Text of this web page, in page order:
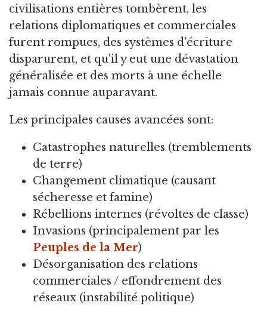
civilisations entières tombèrent, les
relations diplomatiques et commerciales
furent rompues, des systèmes d'écriture
disparurent, et qu'il y eut une dévastation
généralisée et des morts à une échelle
jamais connue auparavant.
Les principales causes avancées sont:
Catastrophes naturelles (tremblements
de terre)
Changement climatique (causant
sécheresse et famine)
Rébellions internes (révoltes de classe)
Invasions (principalement par les
Peuples de la Mer)
Désorganisation des relations
commerciales / effondrement des
réseaux (instabilité politique)